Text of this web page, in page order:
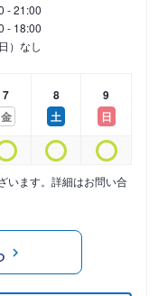
- 21:00
- 18:00
）なし
7
金
8
土
9
日
います。詳細はお問い合